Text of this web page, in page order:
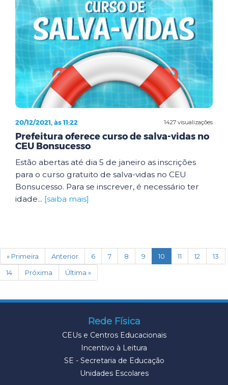
1427 visualizações
20/12/2021, às 11:22
Prefeitura oferece curso de salva-vidas no
CEU Bonsucesso
Estão abertas até dia 5 de janeiro as inscrições
para o curso gratuito de salva-vidas no CEU
Bonsucesso. Para se inscrever, é necessário ter
idade... [saiba mais]
« Primeira Anterior 6 7 8 9 10 (current)
11 12
13
14
Próxima Última »
Rede Física
CEUs e Centros Educacionais
Incentivo à Leitura
SE - Secretaria de Educação
Unidades Escolares